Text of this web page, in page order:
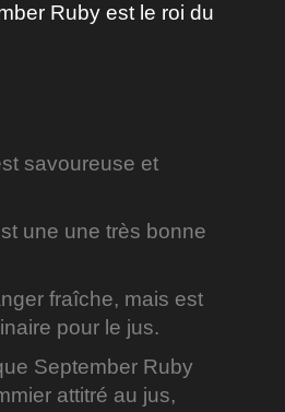
Ruby est le roi du
savoureuse et
une une très bonne
fraîche, mais est
pour le jus.
September Ruby
attitré au jus,